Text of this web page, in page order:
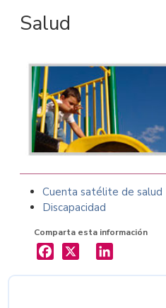
Salud
Cuenta satélite de salud
Discapacidad
Comparta esta información
X LinkedIn